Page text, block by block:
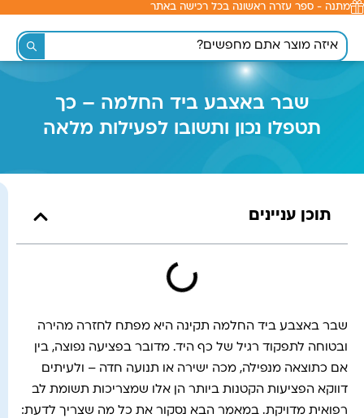
לתוכן
מתנה - ספר עזרה ראשונה בכל רכישה באתר
שבר באצבע ביד החלמה – כך
תטפלו נכון ותשובו לפעילות מלאה
תוכן עניינים
שבר באצבע ביד החלמה תקינה היא מפתח לחזרה מהירה
ובטוחה לתפקוד רגיל של כף היד. מדובר בפציעה נפוצה, בין
אם כתוצאה מנפילה, מכה ישירה או תנועה חדה – ולעיתים
דווקא הפציעות הקטנות ביותר הן אלו שמצריכות תשומת לב
רפואית מדויקת. במאמר הבא נסקור את כל מה שצריך לדעת: